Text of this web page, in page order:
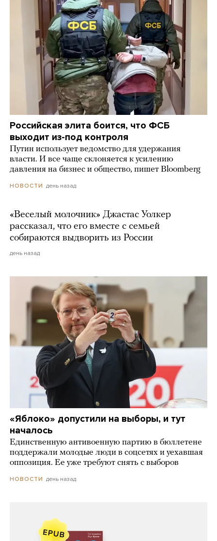
Российская элита боится, что ФСБ
выходит из-под контроля
Путин использует ведомство для удержания
власти. И все чаще склоняется к усилению
давления на бизнес и общество, пишет Bloomberg
НОВОСТИ день назад
«Веселый молочник» Джастас Уолкер
рассказал, что его вместе с семьей
собираются выдворить из России
день назад
«Яблоко» допустили на выборы, и тут
началось
Единственную антивоенную партию в бюллетене
поддержали молодые люди в соцсетях и уехавшая
оппозиция. Ее уже требуют снять с выборов
НОВОСТИ день назад